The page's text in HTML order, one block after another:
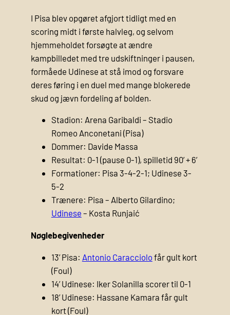
I Pisa blev opgøret afgjort tidligt med en
scoring midt i første halvleg, og selvom
hjemmeholdet forsøgte at ændre
kampbilledet med tre udskiftninger i pausen,
formåede Udinese at stå imod og forsvare
deres føring i en duel med mange blokerede
skud og jævn fordeling af bolden.
Stadion: Arena Garibaldi – Stadio
Romeo Anconetani (Pisa)
Dommer: Davide Massa
Resultat: 0-1 (pause 0-1), spilletid 90’ + 6’
Formationer: Pisa 3-4-2-1; Udinese 3-
5-2
Trænere: Pisa – Alberto Gilardino;
Udinese – Kosta Runjaić
Nøglebegivenheder
13’ Pisa: Antonio Caracciolo får gult kort
(Foul)
14’ Udinese: Iker Solanilla scorer til 0-1
18’ Udinese: Hassane Kamara får gult
kort (Foul)